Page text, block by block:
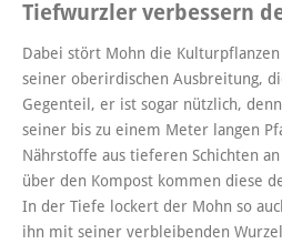
Tiefwurzler verbessern
Dabei stört Mohn die
seiner oberirdischen Ausbreitung,
Gegenteil, er ist sogar nützlich,
seiner bis zu einem Meter langen
Nährstoffe aus tieferen Schichten
über den Kompost kommen diese
In der Tiefe lockert der Mohn so
ihn mit seiner verbleibenden